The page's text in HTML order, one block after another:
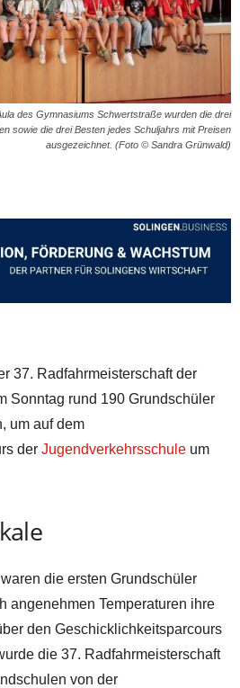
des Gymnasiums Schwertstraße wurden die drei
sowie die drei Besten jedes Schuljahrs mit Preisen
ausgezeichnet. (Foto © Sandra Grünwald)
37. Radfahrmeisterschaft der
Sonntag rund 190 Grundschüler
um auf dem
der Jugendverkehrsschule um
die ersten Grundschüler
angenehmen Temperaturen ihre
den Geschicklichkeitsparcours
die 37. Radfahrmeisterschaft
von der